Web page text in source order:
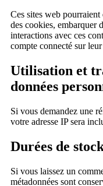
Ces sites web
des cookies, embarquer
interactions avec ces
compte connecté sur
Utilisation et
données
Si vous demandez une
votre adresse IP sera
Durées de
Si vous laissez un
métadonnées sont